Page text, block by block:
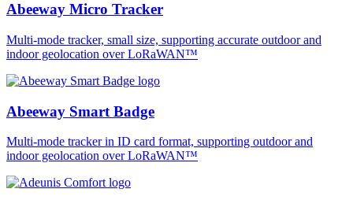
Abeeway Micro Tracker
Multi-mode tracker, small size, supporting accurate outdoor and
indoor geolocation over LoRaWAN™
Abeeway Smart Badge
Multi-mode tracker in ID card format, supporting outdoor and
indoor geolocation over LoRaWAN™